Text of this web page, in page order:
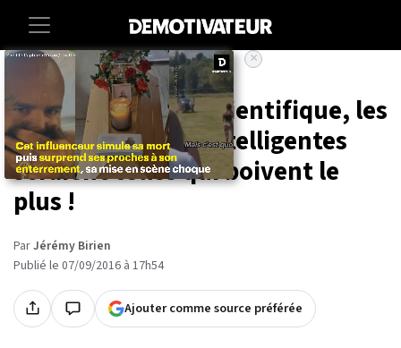
Sciences Sante
Selon une étude scientifique, les
femmes les plus intelligentes
seraient celles qui boivent le
plus !
ParJérémy Birien
Publié le 07/09/2016 à 17h54
Ajouter comme source préférée
×